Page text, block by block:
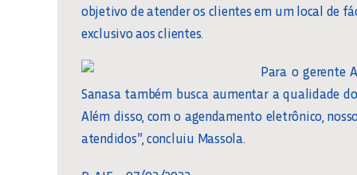
objetivo de atender os clientes em um local de
exclusivo aos clientes.
Para o gerente
Sanasa também busca aumentar a qualidade
Além disso, com o agendamento eletrônico,
atendidos”, concluiu Massola.